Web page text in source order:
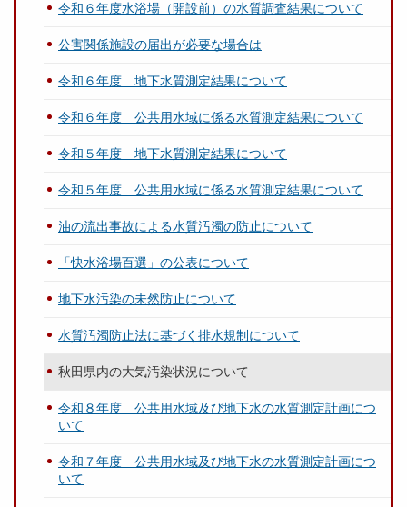
令和６年度水浴場（開設前）の水質調査結果について
公害関係施設の届出が必要な場合は
令和６年度 地下水質測定結果について
令和６年度 公共用水域に係る水質測定結果について
令和５年度 地下水質測定結果について
令和５年度 公共用水域に係る水質測定結果について
油の流出事故による水質汚濁の防止について
「快水浴場百選」の公表について
地下水汚染の未然防止について
水質汚濁防止法に基づく排水規制について
秋田県内の大気汚染状況について
令和８年度 公共用水域及び地下水の水質測定計画につ
いて
令和７年度 公共用水域及び地下水の水質測定計画につ
いて